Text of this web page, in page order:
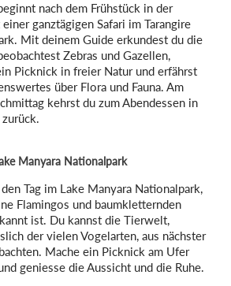
nach dem Frühstück in der
ganztägigen Safari im Tarangire
Mit deinem Guide erkundest du die
Zebras und Gazellen,
Picknick in freier Natur und erfährst
über Flora und Fauna. Am
kehrst du zum Abendessen in
Manyara Nationalpark
Tag im Lake Manyara Nationalpark,
Flamingos und baumkletternden
ist. Du kannst die Tierwelt,
der vielen Vogelarten, aus nächster
Mache ein Picknick am Ufer
geniesse die Aussicht und die Ruhe.